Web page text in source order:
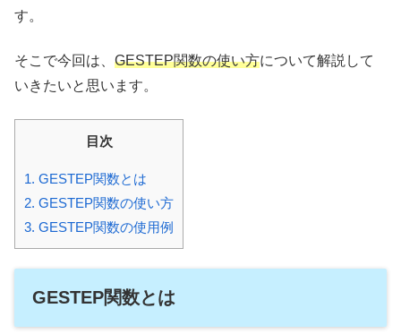
す。
そこで今回は、 GESTEP関数の使い方について解説して
いきたいと思います。
目次
1. GESTEP関数とは
2. GESTEP関数の使い方
3. GESTEP関数の使用例
GESTEP関数とは